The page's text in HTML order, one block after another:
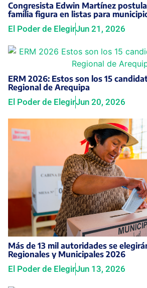
Congresista Edwin Martínez postula
familia figura en listas para
El Poder de ElegirJun 21, 2026
ERM 2026: Estos son los 15
Regional de Arequipa
El Poder de ElegirJun 20, 2026
Más de 13 mil autoridades se
Regionales y Municipales 2026
El Poder de ElegirJun 13, 2026